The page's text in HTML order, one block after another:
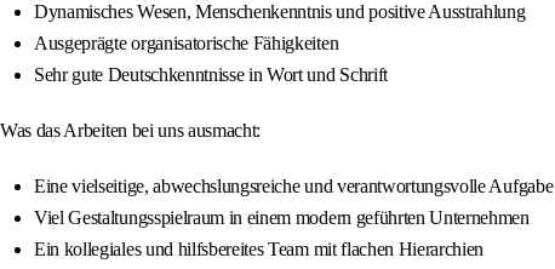
Dynamisches Wesen, Menschenkenntnis und positive Ausstrahlung
Ausgeprägte organisatorische Fähigkeiten
Sehr gute Deutschkenntnisse in Wort und Schrift
Was das Arbeiten bei uns ausmacht:
Eine vielseitige, abwechslungsreiche und verantwortungsvolle Aufgabe
Viel Gestaltungsspielraum in einem modern geführten Unternehmen
Ein kollegiales und hilfsbereites Team mit flachen Hierarchien